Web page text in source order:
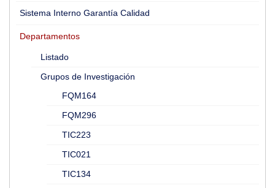
Sistema Interno Garantía Calidad
Departamentos
Listado
Grupos de Investigación
FQM164
FQM296
TIC223
TIC021
TIC134